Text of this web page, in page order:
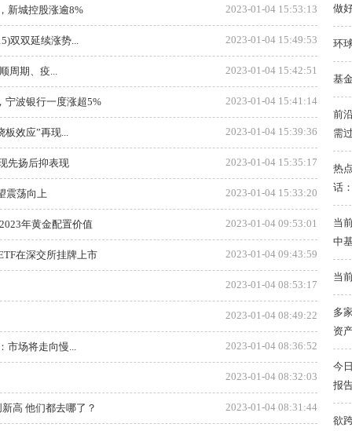
新城控股涨逾8% 2023-01-04 15:53:13
双双延续涨势... 2023-01-04 15:49:53
周期、疫... 2023-01-04 15:42:51
宁波银行一度涨超5% 2023-01-04 15:41:14
板效应”再现... 2023-01-04 15:39:36
先扬后抑表现 2023-01-04 15:35:17
震荡向上 2023-01-04 15:33:20
年黄金配置价值 2023-01-04 09:53:01
在深交所挂牌上市 2023-01-04 09:43:59
2023-01-04 08:53:17
2023-01-04 08:49:22
市场将走向慢... 2023-01-04 08:36:52
2023-01-04 08:32:03
高 他们都去哪了？ 2023-01-04 08:31:44
做
环
基
前
需
热
话
当
中
当
多
资
今
报
欲